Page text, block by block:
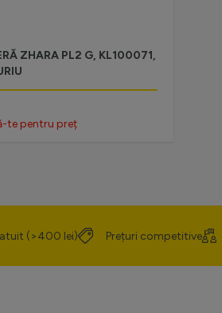
ZHARA PL2 G, KL100071,
te pentru preț
(>400 lei) Prețuri competitive